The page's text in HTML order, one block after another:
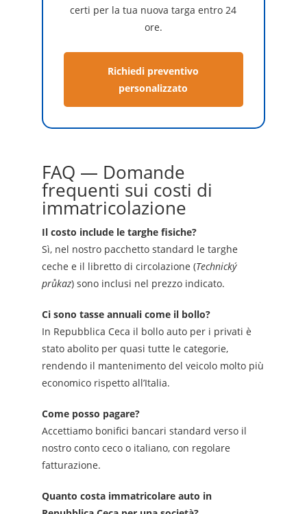
certi per la tua nuova targa entro 24
ore.
Richiedi preventivo
personalizzato
FAQ — Domande
frequenti sui costi di
immatricolazione
Il costo include le targhe fisiche?
Sì, nel nostro pacchetto standard le targhe
ceche e il libretto di circolazione (Technický
průkaz) sono inclusi nel prezzo indicato.
Ci sono tasse annuali come il bollo?
In Repubblica Ceca il bollo auto per i privati è
stato abolito per quasi tutte le categorie,
rendendo il mantenimento del veicolo molto più
economico rispetto all’Italia.
Come posso pagare?
Accettiamo bonifici bancari standard verso il
nostro conto ceco o italiano, con regolare
fatturazione.
Quanto costa immatricolare auto in